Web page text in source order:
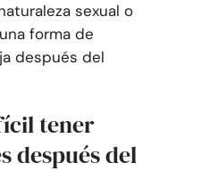
sexual o
forma de
después del
tener
después del